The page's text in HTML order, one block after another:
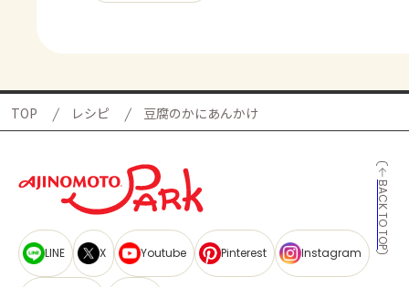
TOP レシピ 豆腐のかにあんかけ
BACK TO TOP
LINE X Youtube Pinterest Instagram